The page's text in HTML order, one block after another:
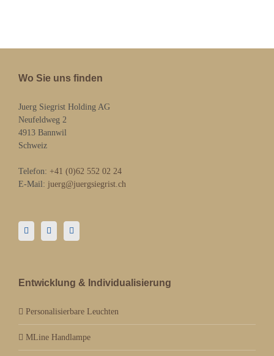
Wo Sie uns finden
Juerg Siegrist Holding AG
Neufeldweg 2
4913 Bannwil
Schweiz
Telefon: +41 (0)62 552 02 24
E-Mail: juerg@juergsiegrist.ch
Entwicklung & Individualisierung
Personalisierbare Leuchten
MLine Handlampe